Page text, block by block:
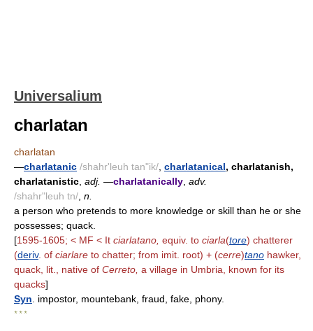
Universalium
charlatan
charlatan
—charlatanic /shahr'leuh tan"ik/ charlatanical, charlatanish,
charlatanistic adj. —charlatanically adv.
/shahr"leuh tn/ n.
a person who pretends to more knowledge or skill than he or she
possesses; quack.
[1595-1605; < MF < It ciarlatano, equiv. to ciarla(tore) chatterer
(deriv. of ciarlare to chatter; from imit. root) + (cerre)tano hawker,
quack, lit., native of Cerreto, a village in Umbria, known for its
quacks]
Syn . impostor, mountebank, fraud, fake, phony.
* * *